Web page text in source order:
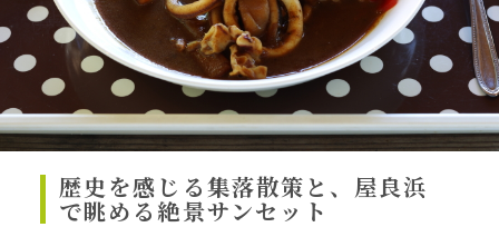
歴史を感じる集落散策と、屋良浜
で眺める絶景サンセット